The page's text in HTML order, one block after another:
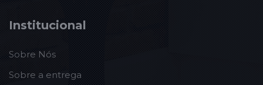
Institucional
Sobre Nós
Sobre a entrega